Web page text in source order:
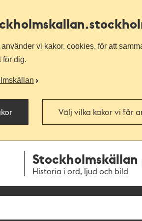
vi kakor, cookies, för att
för dig.
Välj vilka kakor vi får
Stockholmskällan
Historia i ord, ljud och bild